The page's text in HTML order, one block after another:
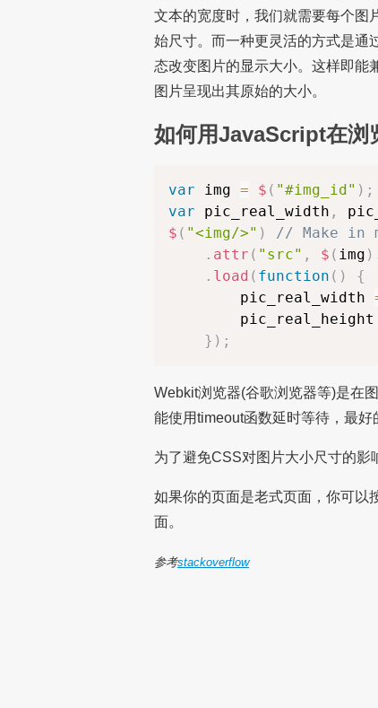
文本的宽度时，我们就需要每个图
始尺寸。而一种更灵活的方式是通
态改变图片的显示大小。这样即能
图片呈现出其原始的大小。
如何用JavaScript在浏
var img = $ ( "#img_id" ) ;
var pic_real_width ,
$ ( "<img/>" )
// Make in
. attr ( "src" , $ ( img )
. load ( function ( )
{
        pic_real_width
        pic_real_height
} ) ;
Webkit浏览器(谷歌浏览器等)是在
能使用timeout函数延时等待，最好
为了避免CSS对图片大小尺寸的影
如果你的页面是老式页面，你可以
面。
参考stackoverflow